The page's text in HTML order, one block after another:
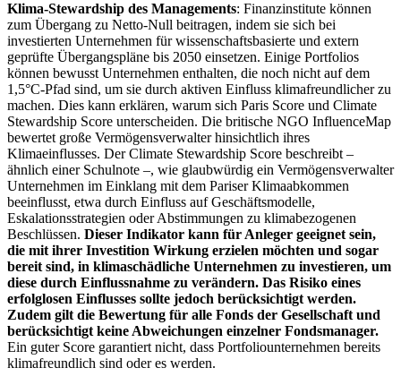
Klima-Stewardship des Managements: Finanzinstitute können
zum Übergang zu Netto-Null beitragen, indem sie sich bei
investierten Unternehmen für wissenschaftsbasierte und extern
geprüfte Übergangspläne bis 2050 einsetzen. Einige Portfolios
können bewusst Unternehmen enthalten, die noch nicht auf dem
1,5°C-Pfad sind, um sie durch aktiven Einfluss klimafreundlicher zu
machen. Dies kann erklären, warum sich Paris Score und Climate
Stewardship Score unterscheiden. Die britische NGO InfluenceMap
bewertet große Vermögensverwalter hinsichtlich ihres
Klimaeinflusses. Der Climate Stewardship Score beschreibt –
ähnlich einer Schulnote –, wie glaubwürdig ein Vermögensverwalter
Unternehmen im Einklang mit dem Pariser Klimaabkommen
beeinflusst, etwa durch Einfluss auf Geschäftsmodelle,
Eskalationsstrategien oder Abstimmungen zu klimabezogenen
Beschlüssen. Dieser Indikator kann für Anleger geeignet sein,
die mit ihrer Investition Wirkung erzielen möchten und sogar
bereit sind, in klimaschädliche Unternehmen zu investieren, um
diese durch Einflussnahme zu verändern. Das Risiko eines
erfolglosen Einflusses sollte jedoch berücksichtigt werden.
Zudem gilt die Bewertung für alle Fonds der Gesellschaft und
berücksichtigt keine Abweichungen einzelner Fondsmanager.
Ein guter Score garantiert nicht, dass Portfoliounternehmen bereits
klimafreundlich sind oder es werden.